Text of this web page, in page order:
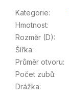
Kategorie:
Hmotnost:
Rozměr (D):
Šířka:
Průměr otvoru:
Počet zubů:
Drážka: